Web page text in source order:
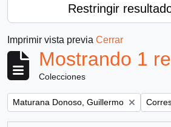
Restringir
Imprimir vista previa Cerrar
Mostrando 1
Colecciones
Remove filter:
Maturana Donoso, Guillermo